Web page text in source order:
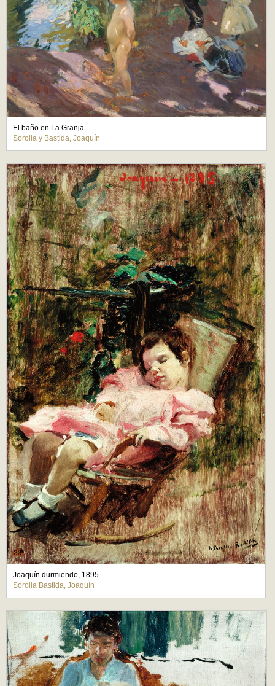
El baño en La Granja
Sorolla y Bastida, Joaquín
Joaquín durmiendo, 1895
Sorolla Bastida, Joaquín